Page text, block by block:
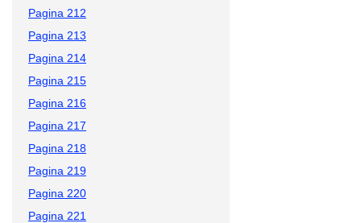
Pagina 212
Pagina 213
Pagina 214
Pagina 215
Pagina 216
Pagina 217
Pagina 218
Pagina 219
Pagina 220
Pagina 221